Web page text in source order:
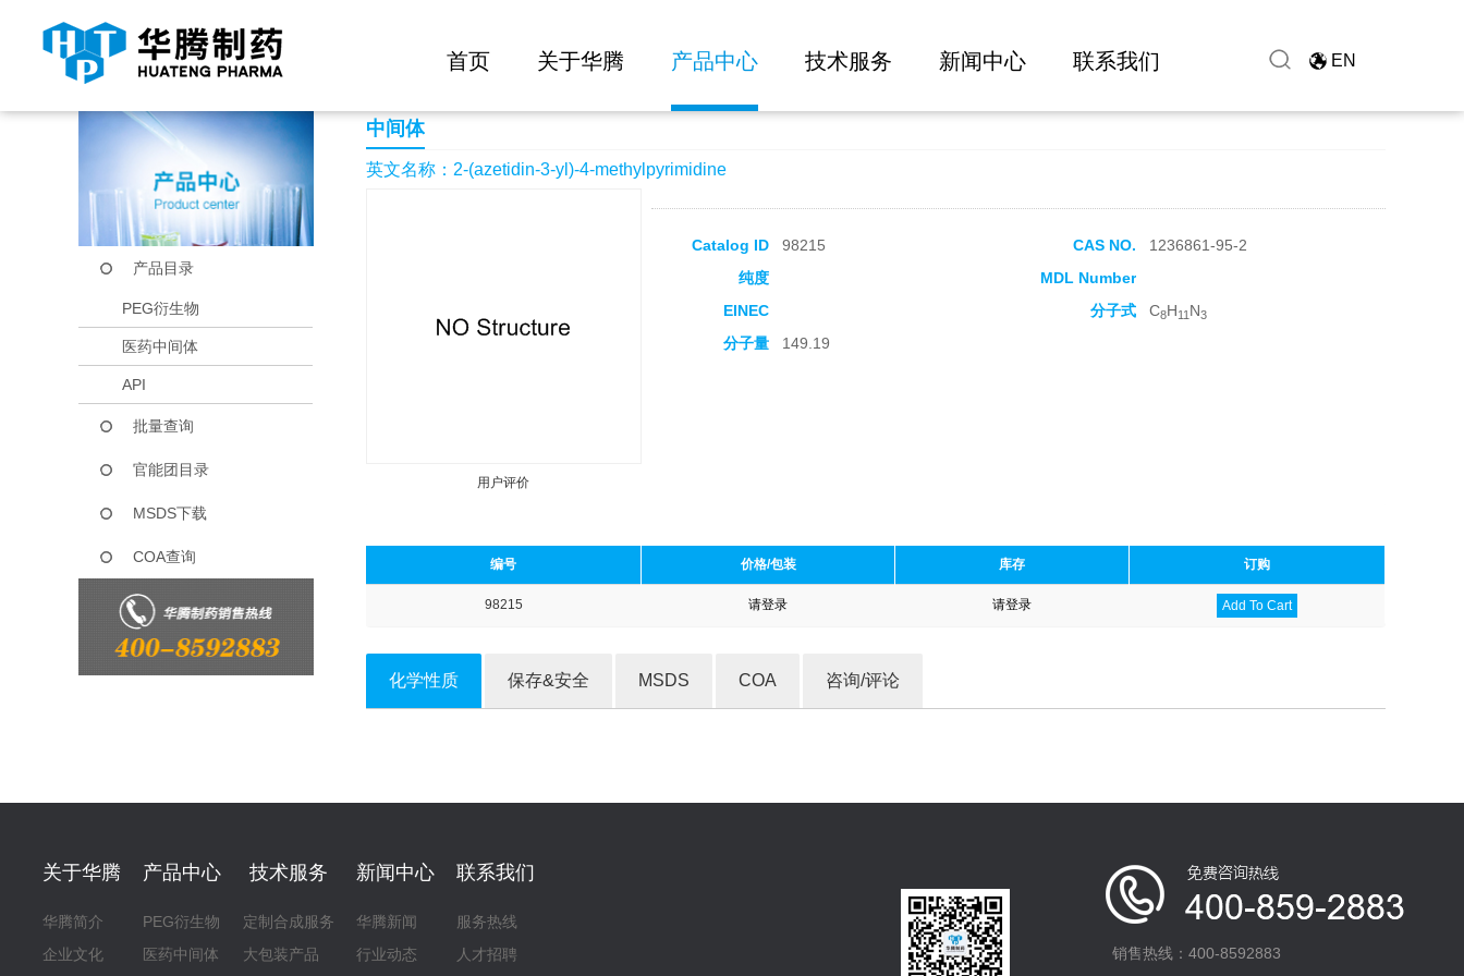
首页 关于华腾 产品中心 技术服务 新闻中心 联系我们 EN
当前位置： 首页 产品中心 2-(azetidin-3-yl)-4-methylpyrimidine
产品目录
PEG衍生物
医药中间体
API
批量查询
官能团目录
MSDS下载
COA查询
中间体
英文名称：2-(azetidin-3-yl)-4-methylpyrimidine
用户评价
Catalog ID 98215 CAS NO.
1236861-95-2
纯度
MDL Number
EINEC
分子式 C8H11 N3
分子量 149.19
编号 价格/包装 库存 订购
98215 请登录 请登录 Add To Cart
化学性质 保存&安全 MSDS COA 咨询/评论
关于华腾
华腾简介
企业文化
产品中心
PEG衍生物
医药中间体
技术服务
定制合成服务
大包装产品
新闻中心
华腾新闻
行业动态
联系我们
服务热线
人才招聘
销售热线：400-8592883